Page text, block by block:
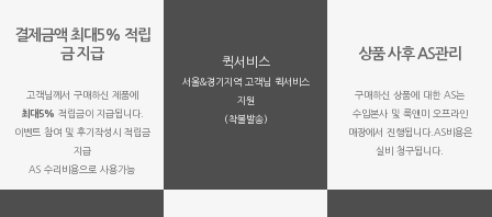
결제금액 최대5% 적립
금 지급
고객님께서 구매하신 제품에
최대5% 적립금이 지급됩니다.
이벤트 참여 및 후기작성시 적립금
지급
AS 수리비용으로 사용가능
퀵서비스
서울&경기지역 고객님 퀵서비스
지원
(착불발송)
상품 사후 AS관리
구매하신 상품에 대한 AS는
수입본사 및 룩앤미 오프라인
매장에서 진행됩니다.AS비용은
실비 청구됩니다.